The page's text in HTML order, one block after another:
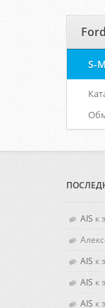
Ford
S-
AIS к
AIS к
AIS к
AIS к